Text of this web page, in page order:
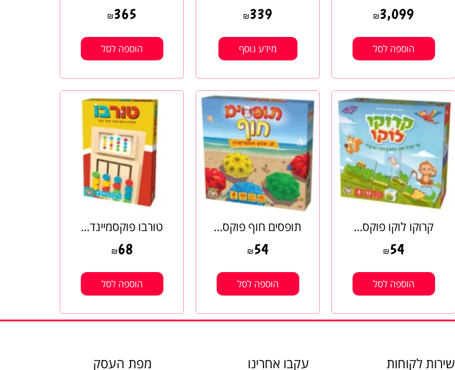
₪3,099
הוספה לסל
₪339
מידע נוסף
₪365
הוספה לסל
קרוקו לוקו פוקס...
₪ 54
הוספה לסל
תופסים חוף פוקס...
₪ 54
הוספה לסל
טורבו פוקסמיינד...
₪68
הוספה לסל
שירות לקוחות עקבו אחרינו מפת העסק